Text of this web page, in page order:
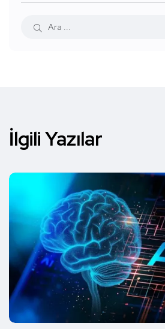
İlgili Yazılar